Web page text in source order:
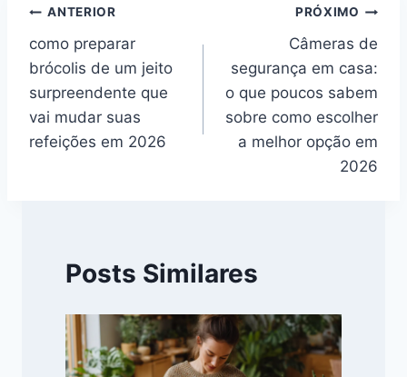
Navegação
de
Post
ANTERIOR
como preparar
brócolis de um jeito
surpreendente que
vai mudar suas
refeições em 2026
PRÓXIMO
Câmeras de
segurança em casa:
o que poucos sabem
sobre como escolher
a melhor opção em
2026
Posts Similares